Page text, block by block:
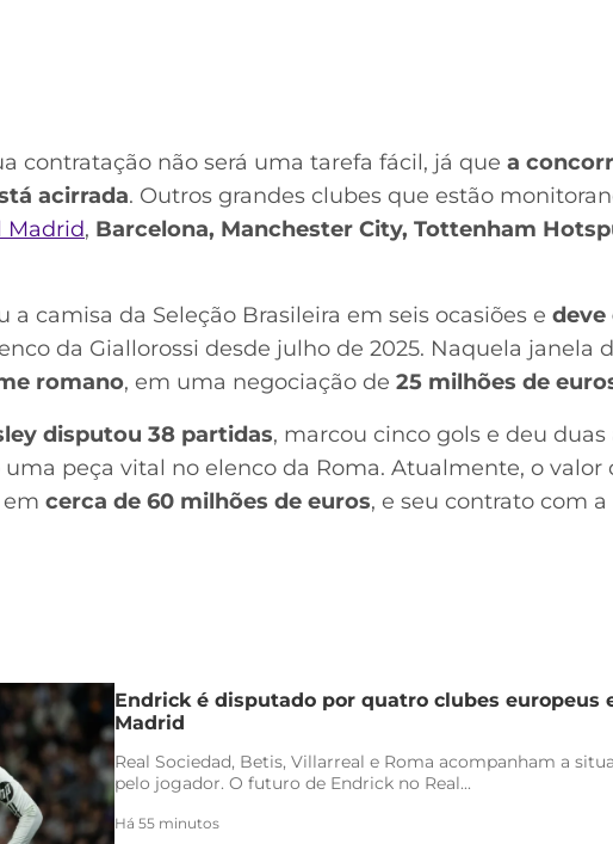
contratação não será uma tarefa fácil, já que a
acirrada. Outros grandes clubes que estão
Madrid, Barcelona, Manchester City, Tottenham
a camisa da Seleção Brasileira em seis ocasiões e deve
da Giallorossi desde julho de 2025. Naquela janela
romano, em uma negociação de 25 milhões de
disputou 38 partidas, marcou cinco gols e deu duas
peça vital no elenco da Roma. Atualmente, o valor
cerca de 60 milhões de euros, e seu contrato com
Endrick é disputado por quatro clubes europeus
Madrid
Real Sociedad, Betis, Villarreal e Roma acompanham a
pelo jogador. O futuro de Endrick no Real...
Há 55 minutos